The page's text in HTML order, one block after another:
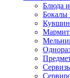
Блюда и